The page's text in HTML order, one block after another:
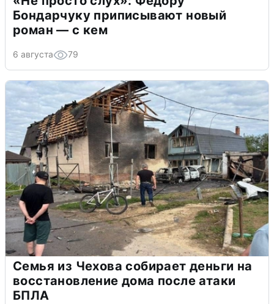
Бондарчуку приписывают новый
роман — с кем
6 августа 79
Семья из Чехова собирает деньги на
восстановление дома после атаки
БПЛА